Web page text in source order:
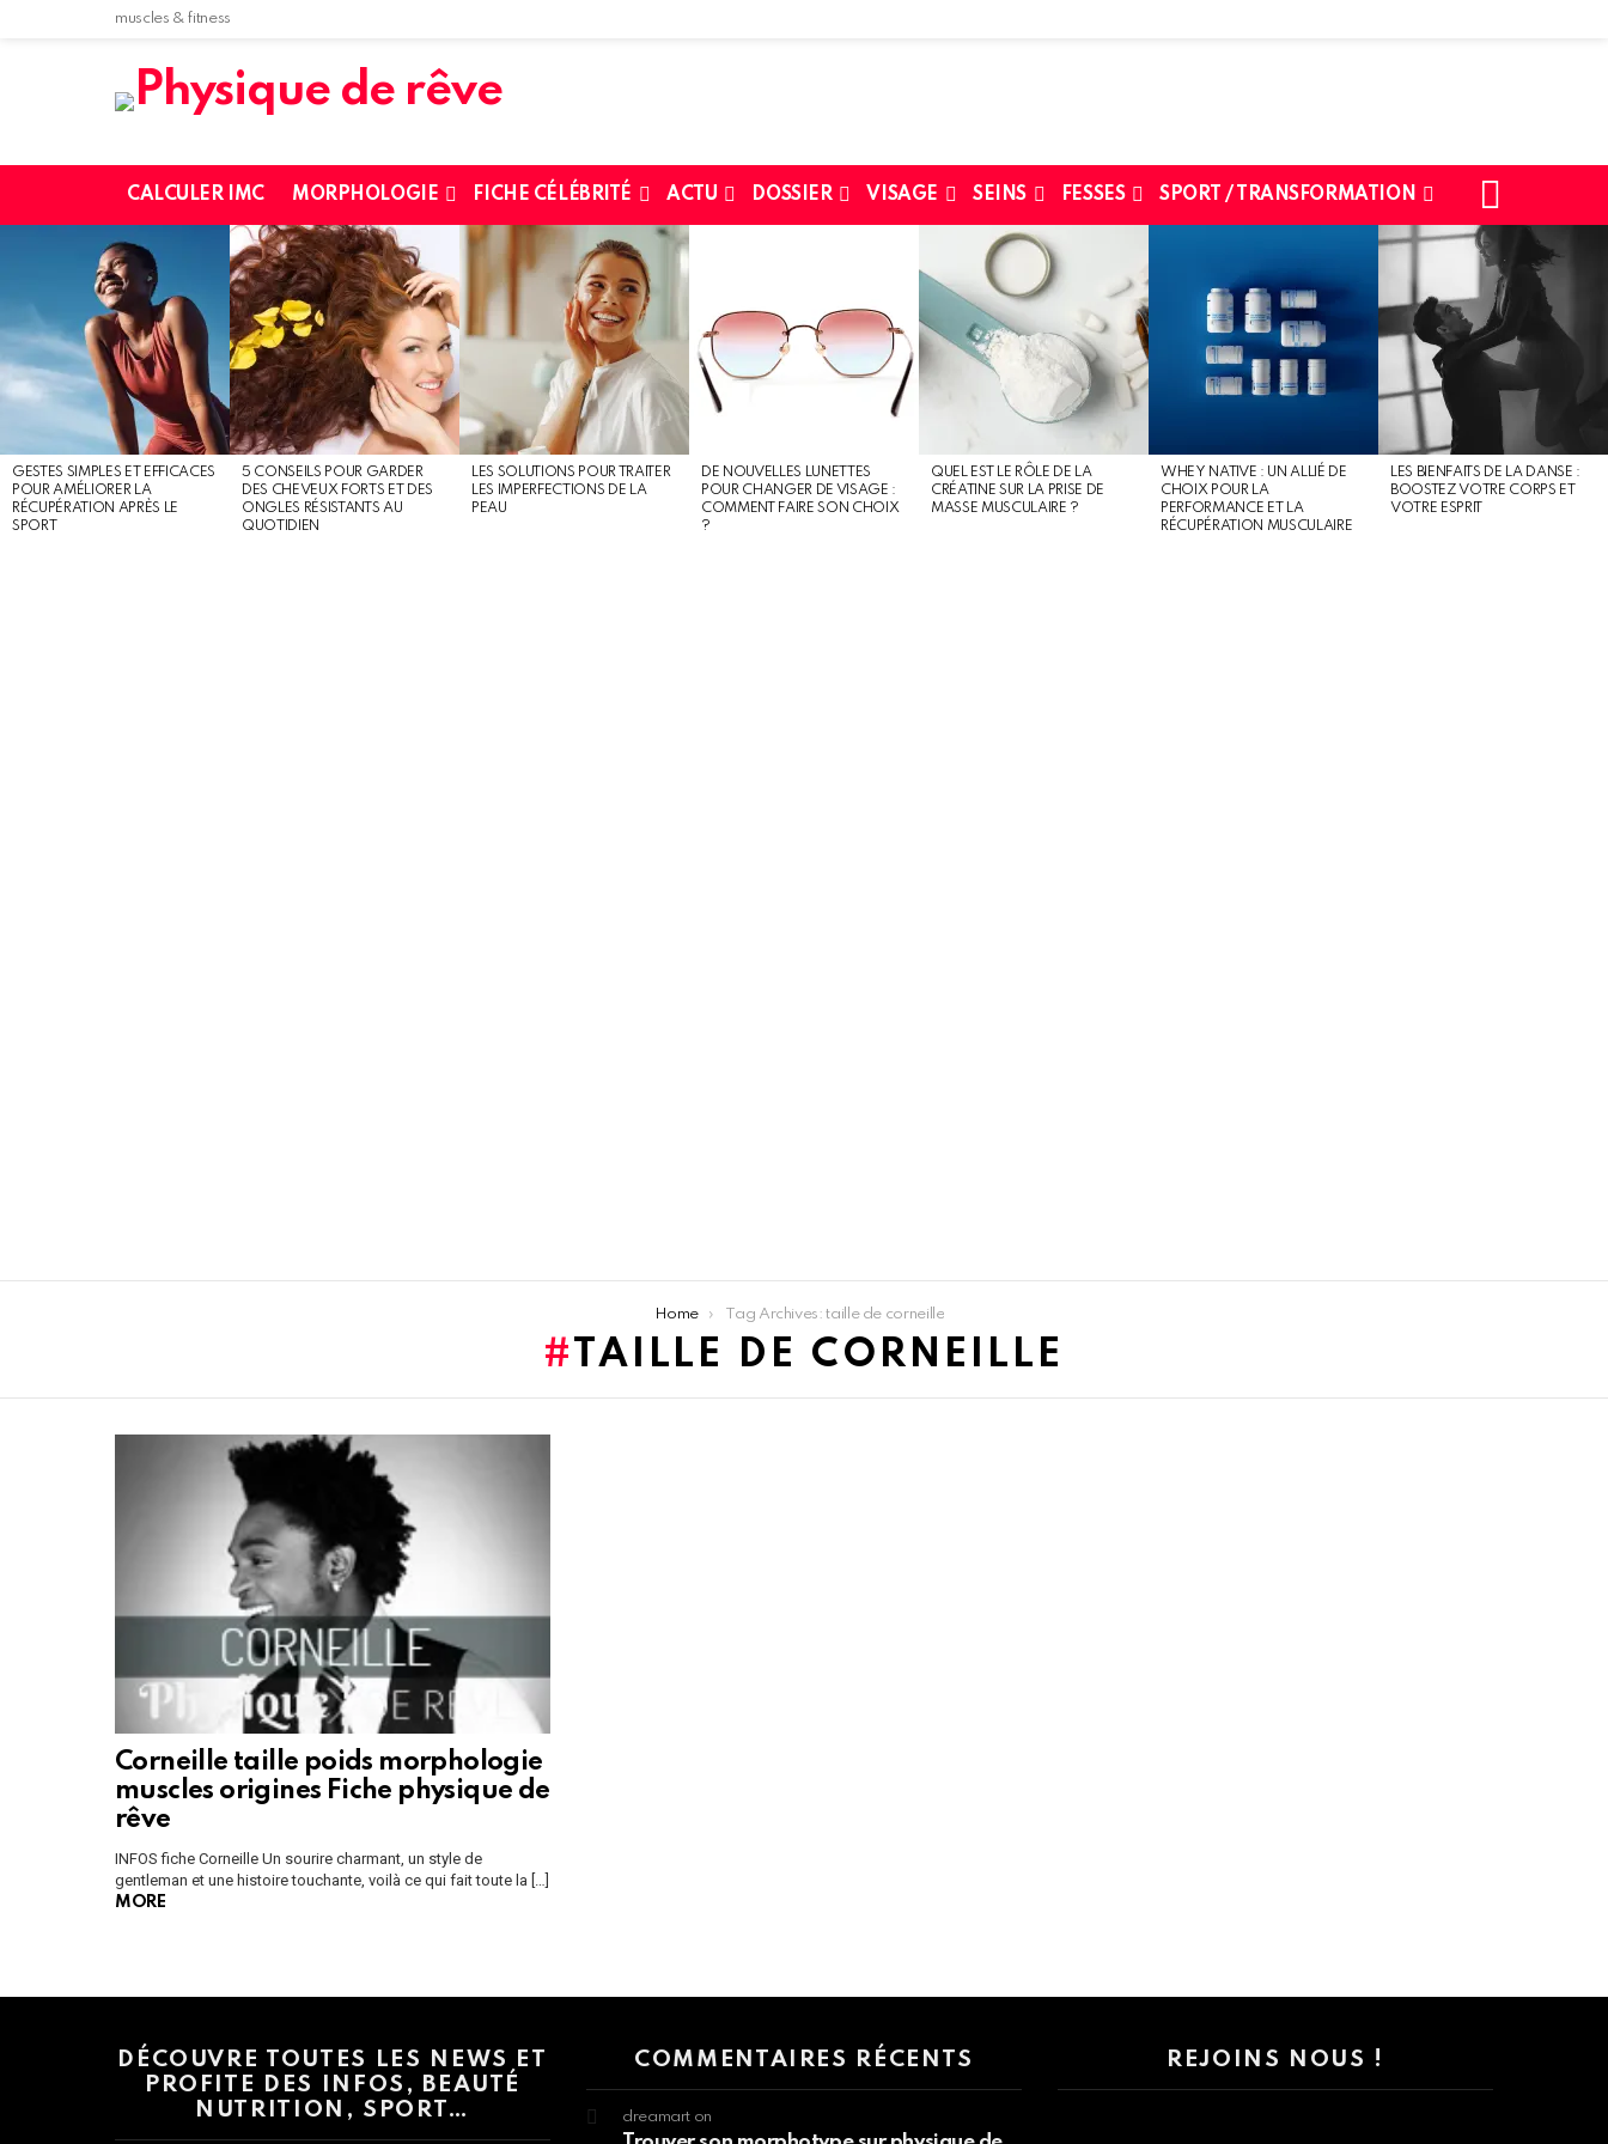
muscles & fitness
CALCULER IMC MORPHOLOGIE FICHE CÉLÉBRITÉ ACTU DOSSIER VISAGE SEINS FESSES SPORT / TRANSFORMATION
GESTES SIMPLES ET EFFICACES
POUR AMÉLIORER LA
RÉCUPÉRATION APRÈS LE
SPORT
5 CONSEILS POUR GARDER
DES CHEVEUX FORTS ET DES
ONGLES RÉSISTANTS AU
QUOTIDIEN
LES SOLUTIONS POUR TRAITER
LES IMPERFECTIONS DE LA
PEAU
DE NOUVELLES LUNETTES
POUR CHANGER DE VISAGE :
COMMENT FAIRE SON CHOIX
?
QUEL EST LE RÔLE DE LA
CRÉATINE SUR LA PRISE DE
MASSE MUSCULAIRE ?
WHEY NATIVE : UN ALLIÉ DE
CHOIX POUR LA
PERFORMANCE ET LA
RÉCUPÉRATION MUSCULAIRE
LES BIENFAITS DE LA DANSE :
BOOSTEZ VOTRE CORPS ET
VOTRE ESPRIT
Home Tag Archives: taille de corneille
TAILLE DE CORNEILLE
Corneille taille poids morphologie
muscles origines Fiche physique de
rêve
INFOS fiche Corneille Un sourire charmant, un style de
gentleman et une histoire touchante, voilà ce qui fait toute la […]
MORE
DÉCOUVRE TOUTES LES NEWS ET
PROFITE DES INFOS, BEAUTÉ
NUTRITION, SPORT…
COMMENTAIRES RÉCENTS
dreamart on
REJOINS NOUS !